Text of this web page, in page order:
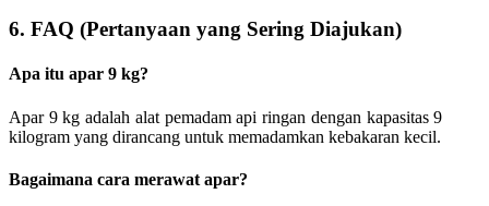
6. FAQ (Pertanyaan yang Sering Diajukan)
Apa itu apar 9 kg?
Apar 9 kg adalah alat pemadam api ringan dengan kapasitas 9
kilogram yang dirancang untuk memadamkan kebakaran kecil.
Bagaimana cara merawat apar?